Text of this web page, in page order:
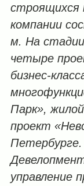
строящихся
компании
м. На
четыре
бизнес-
Парк»,
проект
Петербурге.
управление